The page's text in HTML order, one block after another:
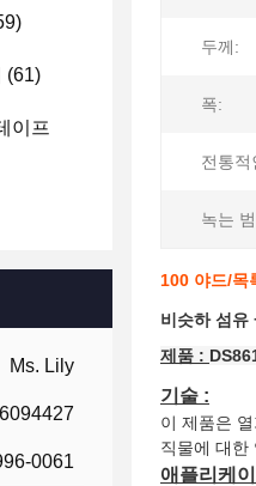
(61)
이프
Ms. Lily
0061
두께:
폭:
전통적
녹는
100 야드/목
비슷하 섬유
제품 :
기술 :
이 제품은
직물에 대한
애플리케